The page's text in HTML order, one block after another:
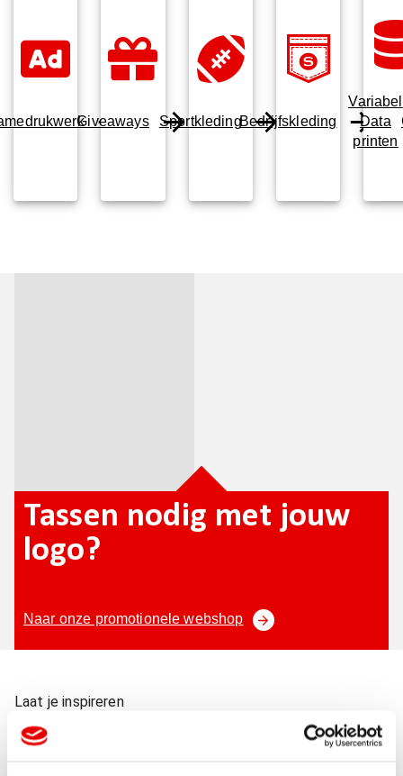
Giveaways SportkledingBedrijfskleding
Variabel
Data
printen
Tassen nodig met jouw
logo?
Naar onze promotionele webshop
Laat je inspireren